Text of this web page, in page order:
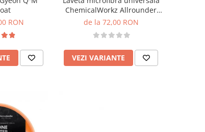
RON
ChemicalWorkz Allrounder
Coating Towel 250GSM,
de la 72,00 RON
VEZI VARIANTE